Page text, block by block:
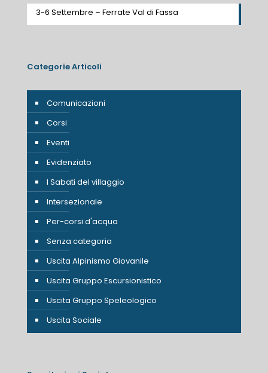
3-6 Settembre – Ferrate Val di Fassa
Categorie Articoli
Comunicazioni
Corsi
Eventi
Evidenziato
I Sabati del villaggio
Intersezionale
Per-corsi d'acqua
Senza categoria
Uscita Alpinismo Giovanile
Uscita Gruppo Escursionistico
Uscita Gruppo Speleologico
Uscita Sociale